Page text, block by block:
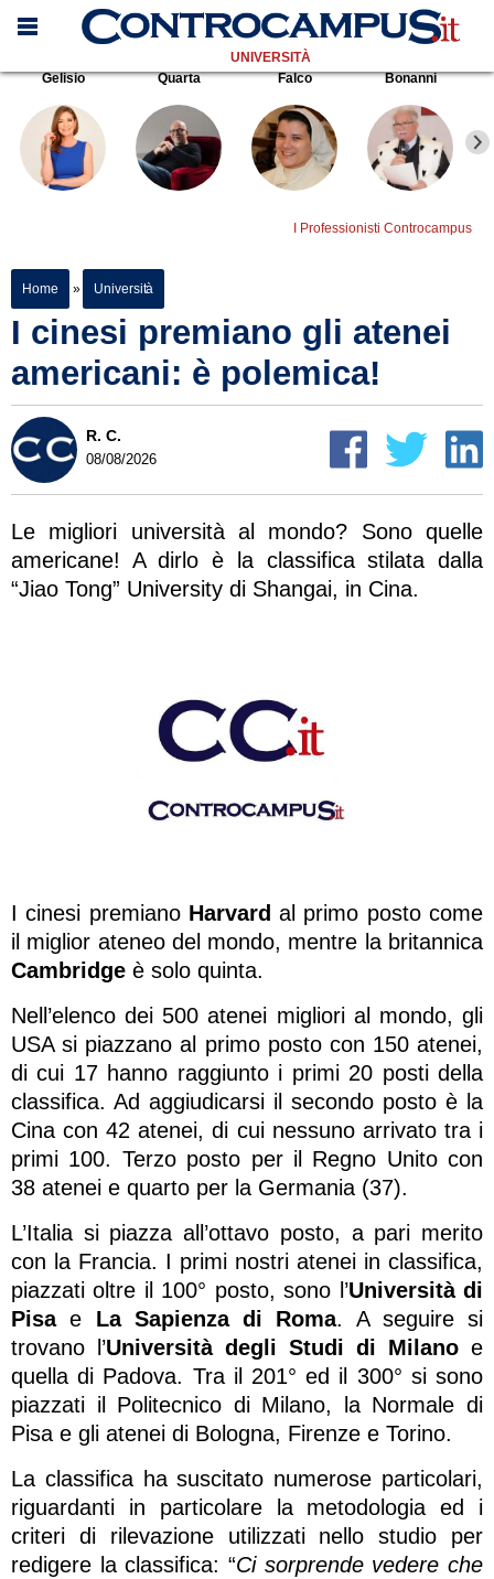
UNIVERSITÀ
Gelisio
Quarta Falco Bonanni
I Professionisti Controcampus
Home » Università
I cinesi premiano gli atenei
americani: è polemica!
R. C.
08/08/2026
Le migliori università al mondo? Sono quelle
americane! A dirlo è la classifica stilata dalla
“Jiao Tong” University di Shangai, in Cina.
I cinesi premianoHarvard al primo posto come
il miglior ateneo del mondo, mentre la britannica
Cambridge è solo quinta.
Nell’elenco dei 500 atenei migliori al mondo, gli
USA si piazzano al primo posto con 150 atenei,
di cui 17 hanno raggiunto i primi 20 posti della
classifica. Ad aggiudicarsi il secondo posto è la
Cina con 42 atenei, di cui nessuno arrivato tra i
primi 100. Terzo posto per il Regno Unito con
38 atenei e quarto per la Germania (37).
L’Italia si piazza all’ottavo posto, a pari merito
con la Francia. I primi nostri atenei in classifica,
piazzati oltre il 100° posto, sono l’Università di
Pisae La Sapienza di Roma. A seguire si
trovano l’Università degli Studi di Milano e
quella di Padova. Tra il 201° ed il 300° si sono
piazzati il Politecnico di Milano, la Normale di
Pisa e gli atenei di Bologna, Firenze e Torino.
La classifica ha suscitato numerose particolari,
riguardanti in particolare la metodologia ed i
criteri di rilevazione utilizzati nello studio per
redigere la classifica: “Ci sorprende vedere che